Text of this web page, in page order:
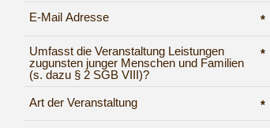
*
E-Mail Adresse
*
Umfasst die Veranstaltung Leistungen
zugunsten junger Menschen und Familien
(s. dazu § 2 SGB VIII)?
*
Art der Veranstaltung